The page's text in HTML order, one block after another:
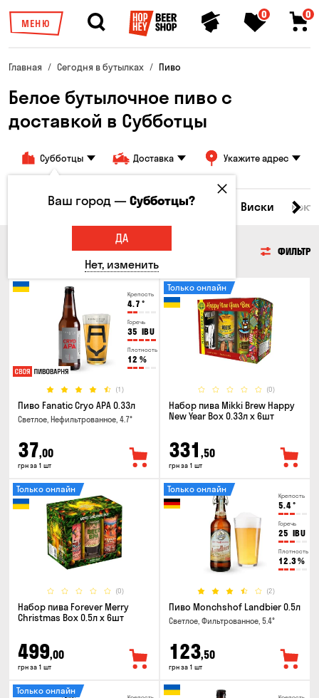
МЕНЮ
0 0
Главная Сегодня в бутылках Пиво
Белое бутылочное пиво с
доставкой в Субботцы
Субботцы Доставка Укажите адрес
Все товары Пиво Сидр Виски
ФИЛЬТР
Крепость
4.7 °
Горечь
35 IBU
Плотность
12 %
(1)
Пиво Fanatic Cryo APA 0.33л
Светлое, Нефильтрованное, 4.7°
37,00
грн за 1 шт
(0)
Только онлайн
Набор пива Mikki Brew Happy
New Year Box 0.33л x 6шт
331 ,50
грн за 1 шт
(0)
Только онлайн
Набор пива Forever Merry
Christmas Box 0.5л x 6шт
499,00
грн за 1 шт
Крепость
5.4°
Горечь
25 IBU
Плотность
12.3%
(2)
Только онлайн
Пиво Monchshof Landbier 0.5л
Светлое, Фильтрованное, 5.4°
123,50
грн за 1 шт
Только онлайн
Ваш город —Субботцы?
ДА
Нет, изменить